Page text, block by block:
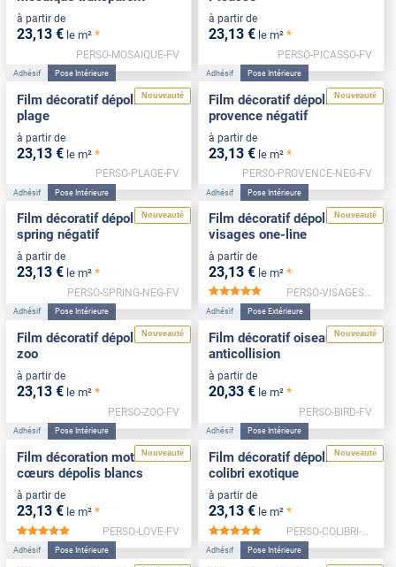
à partir de
23,13 € le m² *
PERSO-MOSAIQUE-FV
à partir de
23,13 € le m² *
PERSO-PICASSO-FV
Nouveauté
Adhésif Pose Intérieure
Film décoratif dépoli motif
plage
à partir de
23,13 € le m² *
PERSO-PLAGE-FV
Nouveauté
Adhésif Pose Intérieure
Film décoratif dépoli motif
provence négatif
à partir de
23,13 € le m² *
PERSO-PROVENCE-NEG-FV
Nouveauté
Adhésif Pose Intérieure
Film décoratif dépoli motif
spring négatif
à partir de
23,13 € le m² *
PERSO-SPRING-NEG-FV
Nouveauté
Adhésif Pose Intérieure
Film décoratif dépoli motif
visages one-line
à partir de
23,13 € le m² *
*****
PERSO-VISAGES-FV
Nouveauté
Adhésif Pose Intérieure
Film décoratif dépoli motif
zoo
à partir de
23,13 € le m² *
PERSO-ZOO-FV
Nouveauté
Adhésif Pose Extérieure
Film décoratif oiseaux
anticollision
à partir de
20,33 € le m² *
PERSO-BIRD-FV
Nouveauté
Adhésif Pose Intérieure
Film décoration motif
cœurs dépolis blancs
à partir de
23,13 € le m² *
*****
PERSO-LOVE-FV
Nouveauté
Adhésif Pose Intérieure
Film décoratif dépoli motif
colibri exotique
à partir de
23,13 € le m² *
*****
Adhésif Pose Intérieure Adhésif Pose Intérieure